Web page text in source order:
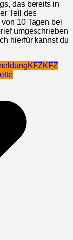
das bereits in
Teil des
10 Tagen bei
umgeschrieben
hierfür kannst du
KFZKFZ